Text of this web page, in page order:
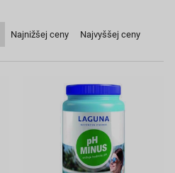
Najnižšej ceny Najvyššej ceny